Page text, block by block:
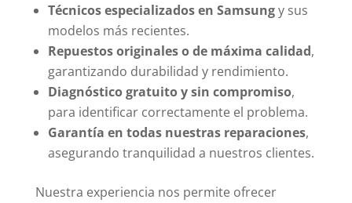
Técnicos especializados en Samsungy sus
modelos más recientes.
Repuestos originales o de máxima calidad,
garantizando durabilidad y rendimiento.
Diagnóstico gratuito y sin compromiso,
para identificar correctamente el problema.
Garantía en todas nuestras reparaciones,
asegurando tranquilidad a nuestros clientes.
Nuestra experiencia nos permite ofrecer